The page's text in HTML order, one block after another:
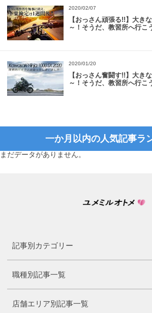
2020/02/07
【おっさん頑張る!!】大き
～！そうだ、教習所へ行
2020/01/20
【おっさん奮闘す!!】大き
～！そうだ、教習所へ行
一か月以内の人気記事ラ
まだデータがありません。
記事別カテゴリー
職種別記事一覧
店舗エリア別記事一覧